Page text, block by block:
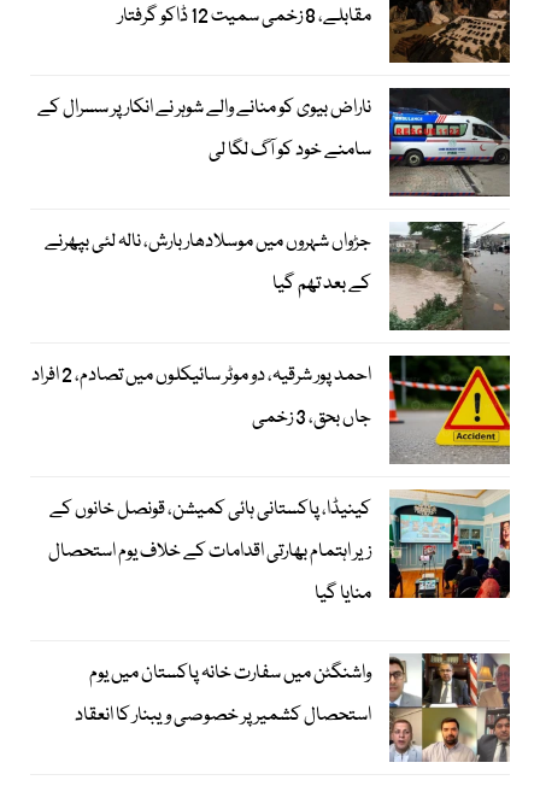
مقابلے، 8 زخمی سمیت 12 ڈاکو گرفتار
ناراض بیوی کو منانے والے شوہر نے انکار پر سسرال کے
سامنے خود کو آگ لگا لی
جڑواں شہروں میں موسلادھار بارش، نالہ لئی بپھرنے
کے بعد تھم گیا
احمد پور شرقیہ، دو موٹر سائیکلوں میں تصادم، 2 افراد
جاں بحق، 3 زخمی
کینیڈا، پاکستانی ہائی کمیشن، قونصل خانوں کے
زیر اہتمام بھارتی اقدامات کے خلاف یوم استحصال
منایا گیا
واشنگٹن میں سفارت خانہ پاکستان میں یوم
استحصال کشمیر پر خصوصی ویبنار کا انعقاد